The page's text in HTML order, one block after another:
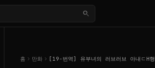
search
홈 chevron_right 만화 chevron_right [19-번역] 유부녀의 러브러브 아내ㄷH행